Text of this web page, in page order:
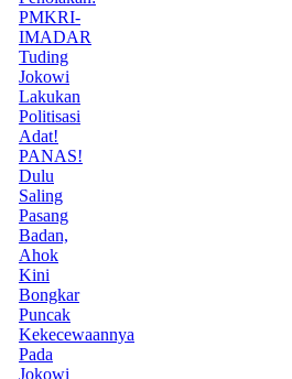
PMKRI-
IMADAR
Tuding
Jokowi
Lakukan
Politisasi
Adat!
PANAS!
Dulu
Saling
Pasang
Badan,
Ahok
Kini
Bongkar
Puncak
Kekecewaannya
Pada
Jokowi